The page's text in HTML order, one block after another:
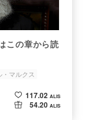
この章から読
・マルクス
117.02 ALIS
54.20 ALIS